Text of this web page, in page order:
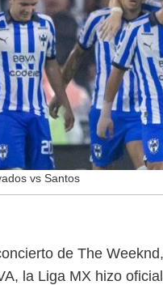
vs Santos
de The
la Liga MX hizo